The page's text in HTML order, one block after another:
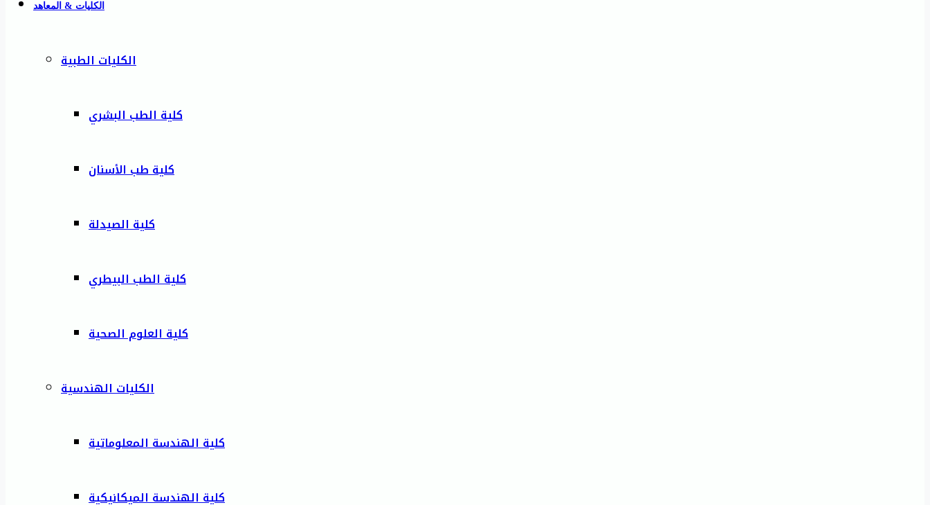
الكليات & المعاهد
الكليات الطبية
كلية الطب البشري
كلية طب الأسنان
كلية الصيدلة
كلية الطب البيطري
كلية العلوم الصحية
الكليات الهندسية
كلية الهندسة المعلوماتية
كلية الهندسة الميكانيكية